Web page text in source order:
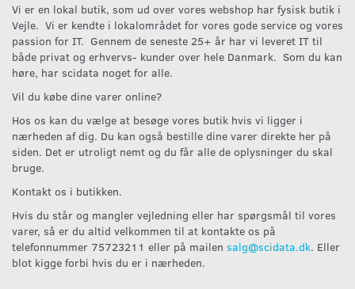
Vi er en lokal butik, som ud over vores webshop har fysisk butik i
Vejle. Vi er kendte i lokalområdet for vores gode service og vores
passion for IT. Gennem de seneste 25+ år har vi leveret IT til
både privat og erhvervs- kunder over hele Danmark. Som du kan
høre, har scidata noget for alle.
Vil du købe dine varer online?
Hos os kan du vælge at besøge vores butik hvis vi ligger i
nærheden af dig. Du kan også bestille dine varer direkte her på
siden. Det er utroligt nemt og du får alle de oplysninger du skal
bruge.
Kontakt os i butikken.
Hvis du står og mangler vejledning eller har spørgsmål til vores
varer, så er du altid velkommen til at kontakte os på
telefonnummer 75723211 eller på mailen salg@scidata.dk. Eller
blot kigge forbi hvis du er i nærheden.